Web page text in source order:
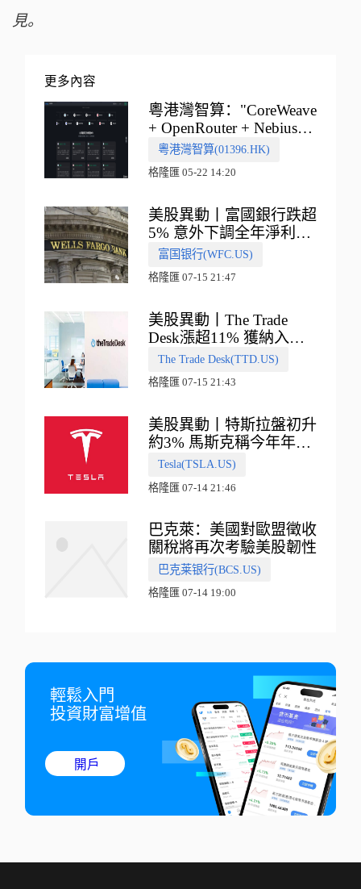
見。
更多內容
粵港灣智算："CoreWeave
+ OpenRouter + Nebius"
多向融合的中國智算新範
式
粵港灣智算(01396.HK)
格隆匯 05-22 14:20
美股異動丨富國銀行跌超
5% 意外下調全年淨利息
收入指引
富国银行(WFC.US)
格隆匯 07-15 21:47
美股異動丨The Trade
Desk漲超11% 獲納入標
普500指數
The Trade Desk(TTD.US)
格隆匯 07-15 21:43
美股異動丨特斯拉盤初升
約3% 馬斯克稱今年年底
會有‘史詩級震撼’的演示
Tesla(TSLA.US)
格隆匯 07-14 21:46
巴克萊：美國對歐盟徵收
關稅將再次考驗美股韌性
巴克莱银行(BCS.US)
格隆匯 07-14 19:00
輕鬆入門
投資財富增值
開戶